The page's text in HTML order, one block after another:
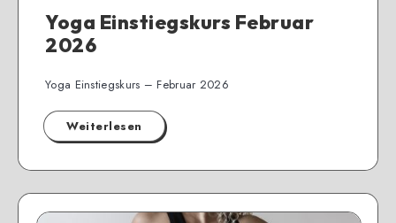
Yoga Einstiegskurs Februar
2026
Yoga Einstiegskurs – Februar 2026
Weiterlesen